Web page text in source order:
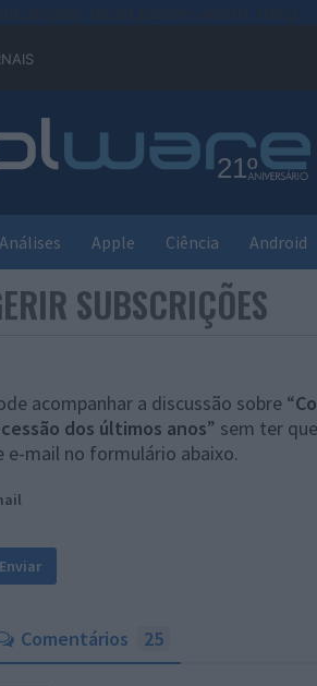
Análises Apple Ciência Android
SUBSCRIÇÕES
acompanhar a discussão sobre “
dos últimos anos” sem ter
e-mail no formulário abaixo.
Comentários 25